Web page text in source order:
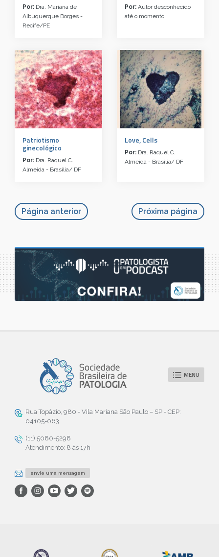
Por: Dra. Mariana de
Albuquerque Borges -
Recife/PE
Por: Autor desconhecido
até o momento.
Patriotismo
ginecológico
Por: Dra. Raquel C.
Almeida - Brasília/ DF
Love, Cells
Por: Dra. Raquel C.
Almeida - Brasília/ DF
Página anterior Próxima página
MENU
Rua Topázio, 980 - Vila Mariana São Paulo – SP - CEP:
04105-063
(11) 5080-5298
Atendimento: 8 às 17h
envie uma mensagem